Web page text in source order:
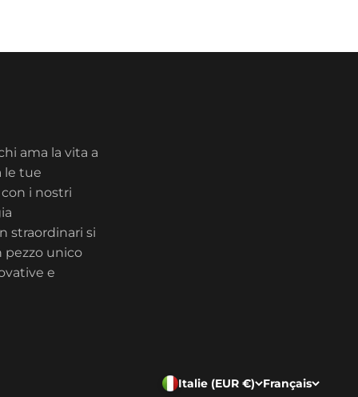
ama la vita a
le tue
i nostri
straordinari si
pezzo unico
e
Italie (EUR €) Français